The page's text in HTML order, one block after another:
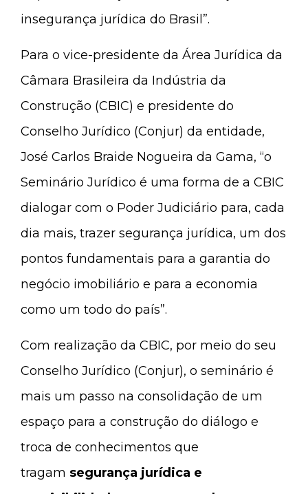
insegurança jurídica do Brasil”.
Para o vice-presidente da Área Jurídica da
Câmara Brasileira da Indústria da
Construção (CBIC) e presidente do
Conselho Jurídico (Conjur) da entidade,
José Carlos Braide Nogueira da Gama, “o
Seminário Jurídico é uma forma de a CBIC
dialogar com o Poder Judiciário para, cada
dia mais, trazer segurança jurídica, um dos
pontos fundamentais para a garantia do
negócio imobiliário e para a economia
como um todo do país”.
Com realização da CBIC, por meio do seu
Conselho Jurídico (Conjur), o seminário é
mais um passo na consolidação de um
espaço para a construção do diálogo e
troca de conhecimentos que
tragam segurança jurídica e